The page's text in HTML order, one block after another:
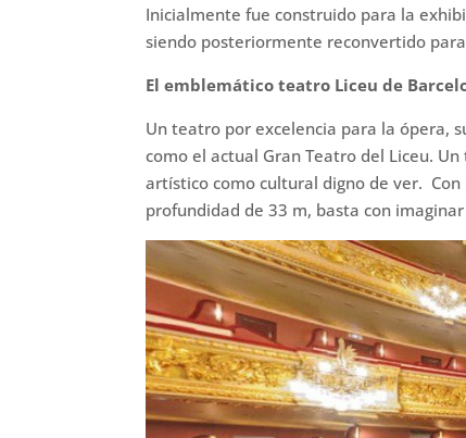
Inicialmente fue construido para la
siendo posteriormente reconvertido
El emblemático teatro Liceu de
Un teatro por excelencia para la ópera,
como el actual Gran Teatro del Liceu.
artístico como cultural digno de ver.
profundidad de 33 m, basta con